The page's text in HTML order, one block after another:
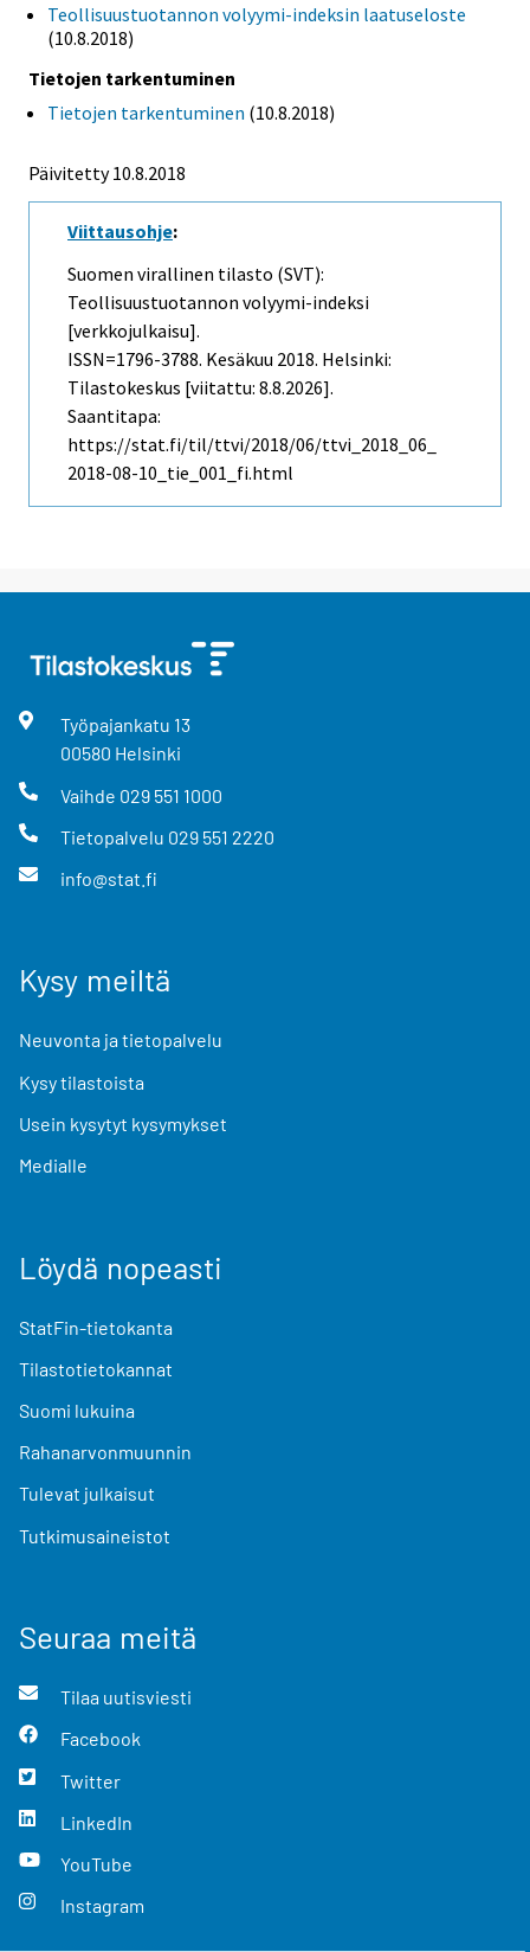
Teollisuustuotannon volyymi-indeksin laatuseloste
(10.8.2018)
Tietojen tarkentuminen
Tietojen tarkentuminen (10.8.2018)
Päivitetty 10.8.2018
Viittausohje:
Suomen virallinen tilasto (SVT):
Teollisuustuotannon volyymi-indeksi
[verkkojulkaisu].
ISSN=1796-3788. Kesäkuu 2018. Helsinki:
Tilastokeskus [viitattu: 8.8.2026].
Saantitapa:
https://stat.fi/til/ttvi/2018/06/ttvi_2018_06_
2018-08-10_tie_001_fi.html
Työpajankatu 13
00580 Helsinki
Vaihde 029 551 1000
Tietopalvelu 029 551 2220
info@stat.fi
Kysy meiltä
Neuvonta ja tietopalvelu
Kysy tilastoista
Usein kysytyt kysymykset
Medialle
Löydä nopeasti
StatFin-tietokanta
Tilastotietokannat
Suomi lukuina
Rahanarvonmuunnin
Tulevat julkaisut
Tutkimusaineistot
Seuraa meitä
Tilaa uutisviesti
Facebook
Twitter
LinkedIn
YouTube
Instagram